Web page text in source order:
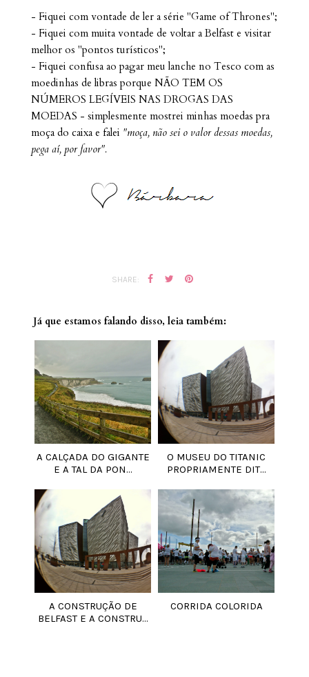
- Fiquei com vontade de ler a série "Game of Thrones";
- Fiquei com muita vontade de voltar a Belfast e visitar
melhor os "pontos turísticos";
- Fiquei confusa ao pagar meu lanche no Tesco com as
moedinhas de libras porque NÃO TEM OS
NÚMEROS LEGÍVEIS NAS DROGAS DAS
MOEDAS - simplesmente mostrei minhas moedas pra
moça do caixa e falei "moça, não sei o valor dessas moedas,
pega aí, por favor".
SHARE:
Já que estamos falando disso, leia também:
A CALÇADA DO GIGANTE
E A TAL DA PON...
O MUSEU DO TITANIC
PROPRIAMENTE DIT...
A CONSTRUÇÃO DE
BELFAST E A CONSTRU...
CORRIDA COLORIDA